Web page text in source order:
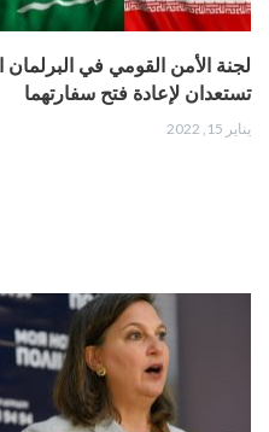
لجنة الأمن القومي في البرلمان
تستعدان لإعادة فتح سفارتهما
يناير 15, 2022